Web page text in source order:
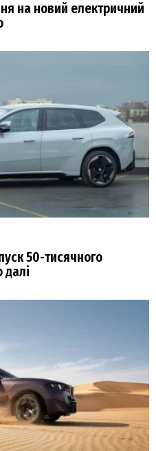
на новий електричний
50-тисячного